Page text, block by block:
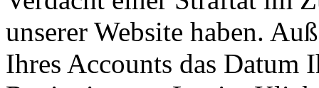
unserer Website haben.
Ihres Accounts das Datum